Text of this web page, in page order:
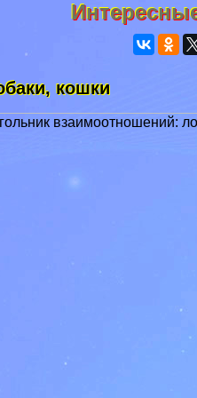
кошки